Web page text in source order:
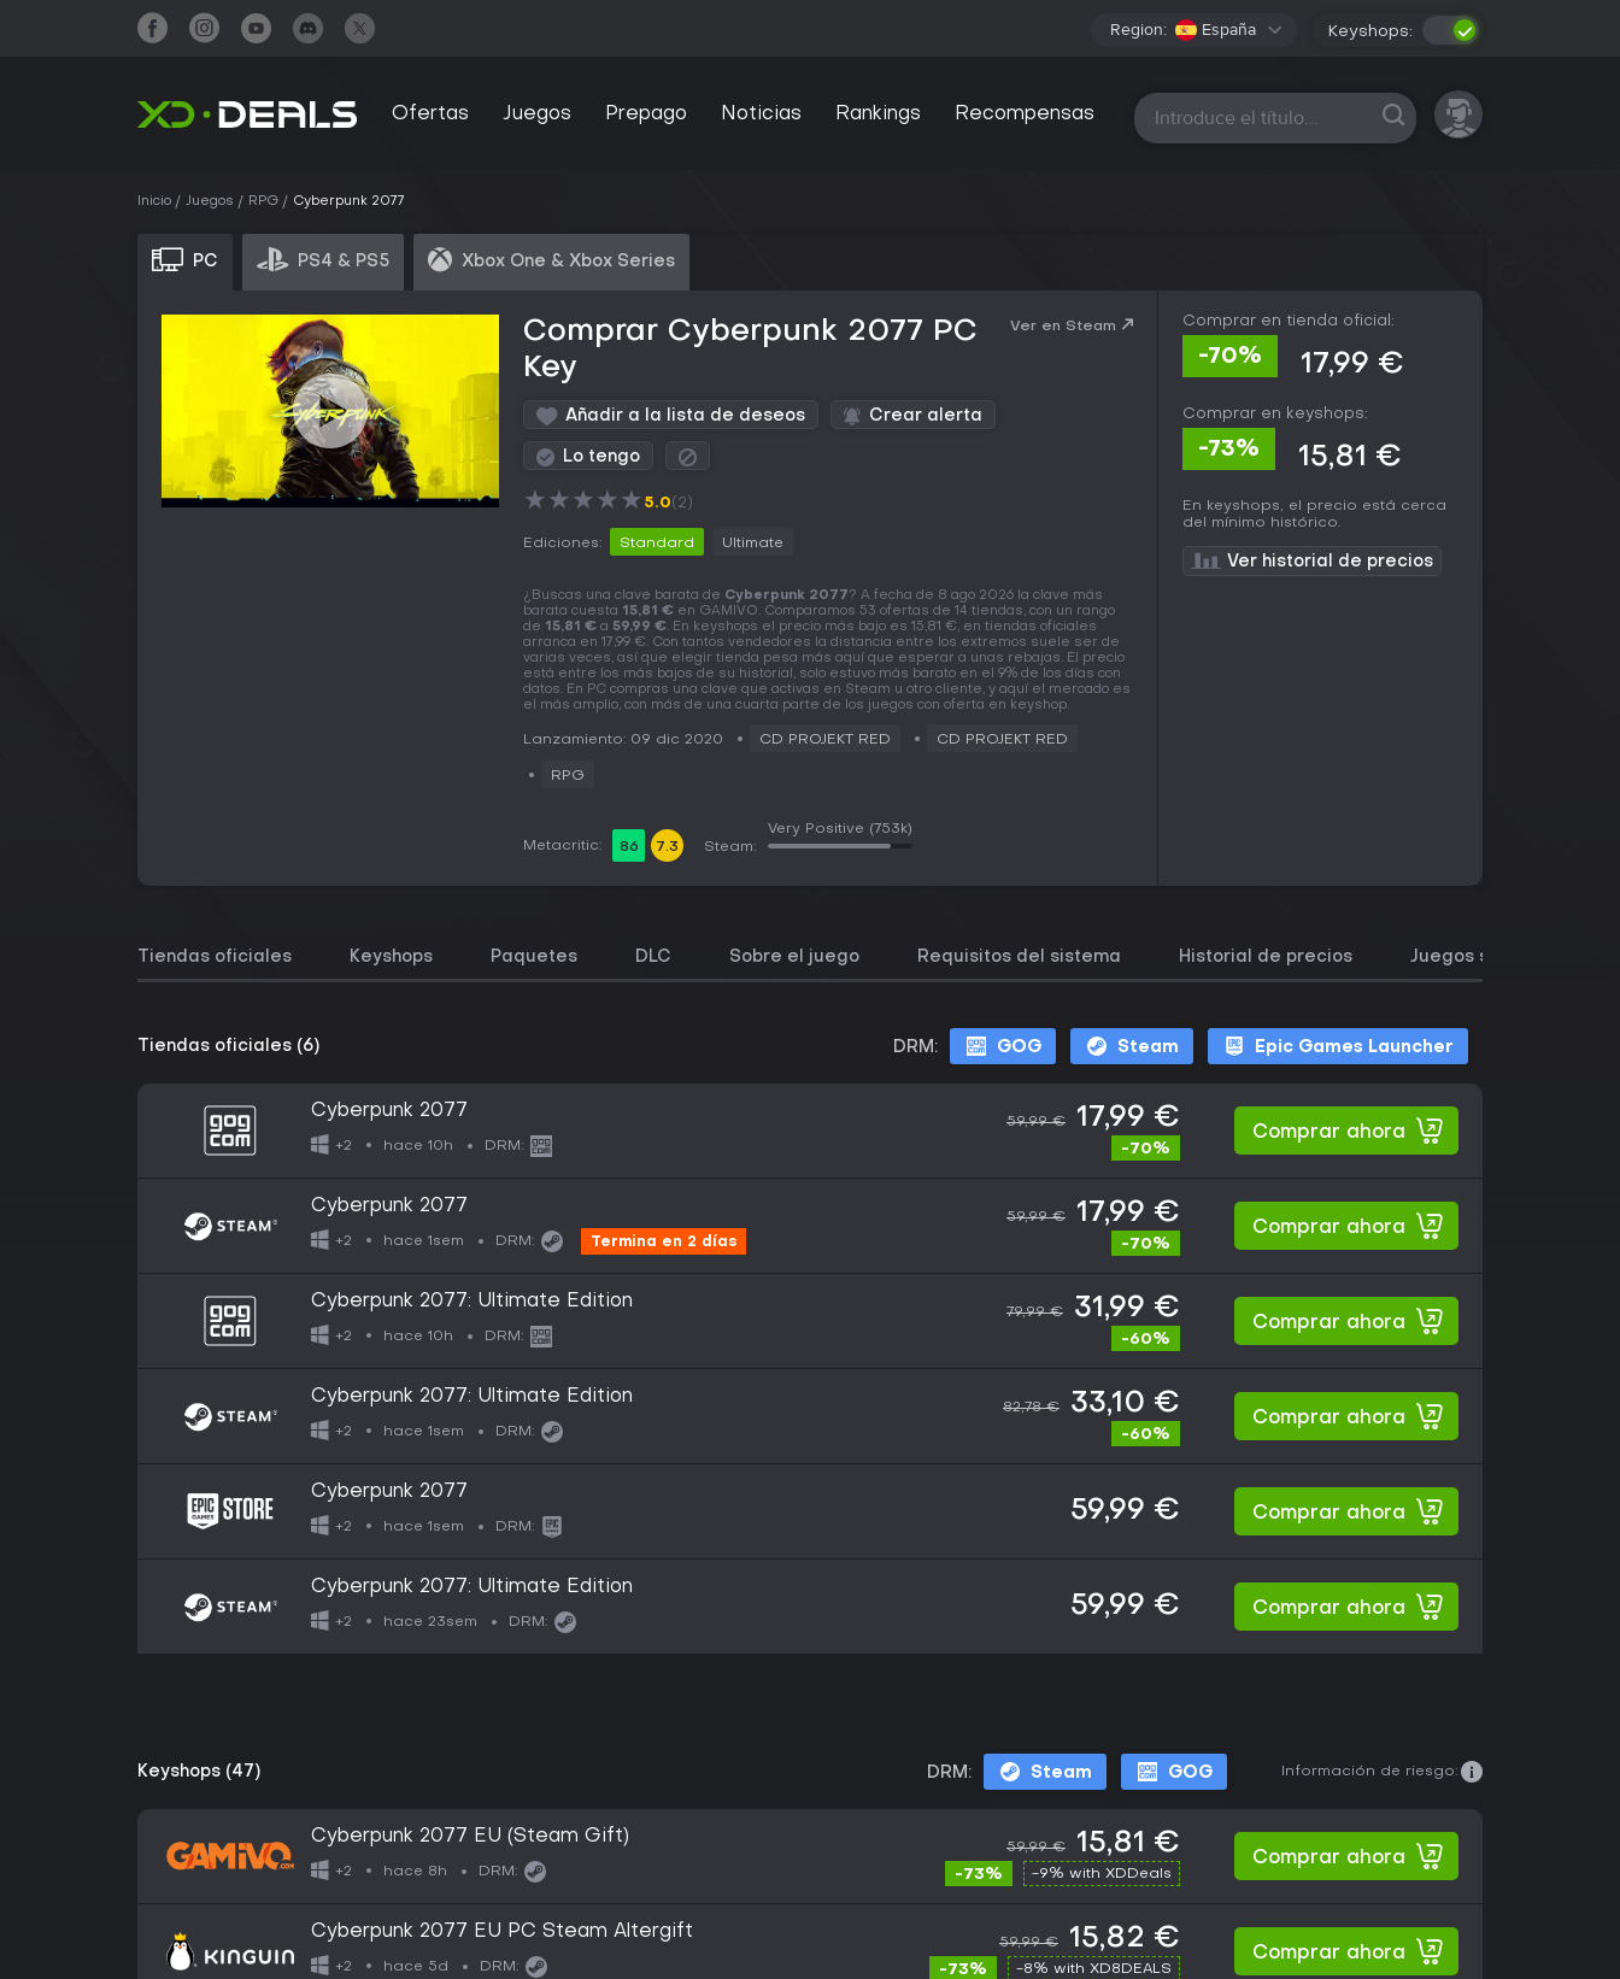
Region: España Keyshops:
Ofertas Juegos Prepago Noticias Rankings Recompensas Todas las plataformas
Inicio Juegos RPG Cyberpunk 2077
PC PS4 & PS5 Xbox One & Xbox Series
Comprar Cyberpunk 2077 PC
Key
Ver en Steam
Añadir a la lista de deseos Crear alerta
Lo tengo
★★★★★ 5.0(2)
Ediciones: Standard Ultimate
¿Buscas una clave barata de Cyberpunk 2077? A fecha de 8 ago 2026 la clave más
barata cuesta 15,81 € en GAMIVO. Comparamos 53 ofertas de 14 tiendas, con un rango
de 15,81 € a 59,99 €. En keyshops el precio más bajo es 15,81 €, en tiendas oficiales
arranca en 17,99 €. Con tantos vendedores la distancia entre los extremos suele ser de
varias veces, así que elegir tienda pesa más aquí que esperar a unas rebajas. El precio
está entre los más bajos de su historial, solo estuvo más barato en el 9% de los días con
datos. En PC compras una clave que activas en Steam u otro cliente, y aquí el mercado es
el más amplio, con más de una cuarta parte de los juegos con oferta en keyshop.
Lanzamiento: 09 dic 2020 CD PROJEKT RED CD PROJEKT RED
RPG
Metacritic: 86 7.3 Steam:
Very Positive (753k)
Comprar en tienda oficial:
-70% 17,99 €
Comprar en keyshops:
-73% 15,81 €
En keyshops, el precio está cerca
del mínimo histórico.
Ver historial de precios
Tiendas oficiales Keyshops Paquetes DLC Sobre el juego Requisitos del sistema Historial de precios Juegos similares
Tiendas oficiales (6) DRM: GOG Steam Epic Games Launcher
Cyberpunk 2077
+2 hace 10h DRM:
59,99 € 17,99 €
-70%
Comprar ahora
Cyberpunk 2077
+2 hace 1sem DRM: Termina en 2 días
59,99 € 17,99 €
-70%
Comprar ahora
Cyberpunk 2077: Ultimate Edition
+2 hace 10h DRM:
79,99 € 31,99 €
-60%
Comprar ahora
Cyberpunk 2077: Ultimate Edition
+2 hace 1sem DRM:
82,78 € 33,10 €
-60%
Comprar ahora
Cyberpunk 2077
+2 hace 1sem DRM:
59,99 € Comprar ahora
Cyberpunk 2077: Ultimate Edition
+2 hace 23sem DRM:
59,99 € Comprar ahora
Keyshops (47) DRM: Steam GOG Información de riesgo:
Cyberpunk 2077 EU (Steam Gift)
+2 hace 8h DRM:
59,99 € 15,81 €
-73% -9% with XDDeals
Comprar ahora
Cyberpunk 2077 EU PC Steam Altergift
+2 hace 5d DRM:
59,99 € 15,82 €
-73% -8% with XD8DEALS
Comprar ahora